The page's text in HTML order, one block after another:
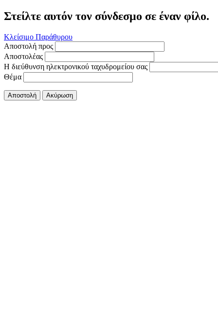
Στείλτε αυτόν τον σύνδεσμο σε έναν φίλο.
Κλείσιμο Παράθυρου
Αποστολή προς
Αποστολέας
Η διεύθυνση ηλεκτρονικού ταχυδρομείου σας
Θέμα
Αποστολή Ακύρωση